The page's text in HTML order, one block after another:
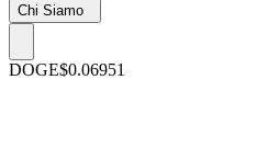
Chi Siamo
DOGE$0.06951